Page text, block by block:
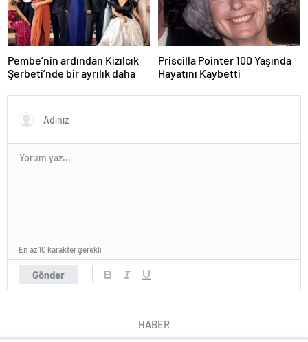
Pembe’nin ardından Kızılcık
Şerbeti’nde bir ayrılık daha
Priscilla Pointer 100 Yaşında
Hayatını Kaybetti
Gönder
En az 10 karakter gerekli
HABER